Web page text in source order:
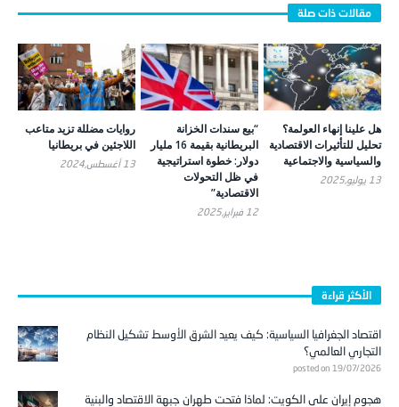
هل علينا إنهاء العولمة؟
تحليل للتأثيرات الاقتصادية
والسياسية والاجتماعية
13 يوليو,2025
“بيع سندات الخزانة
البريطانية بقيمة 16 مليار
دولار: خطوة استراتيجية
في ظل التحولات
الاقتصادية”
12 فبراير,2025
روايات مضللة تزيد متاعب
اللاجئين في بريطانيا
13 أغسطس,2024
الأكثر قراءة
اقتصاد الجغرافيا السياسية: كيف يعيد الشرق الأوسط تشكيل النظام
التجاري العالمي؟
posted on 19/07/2026
هجوم إيران على الكويت: لماذا فتحت طهران جبهة الاقتصاد والبنية